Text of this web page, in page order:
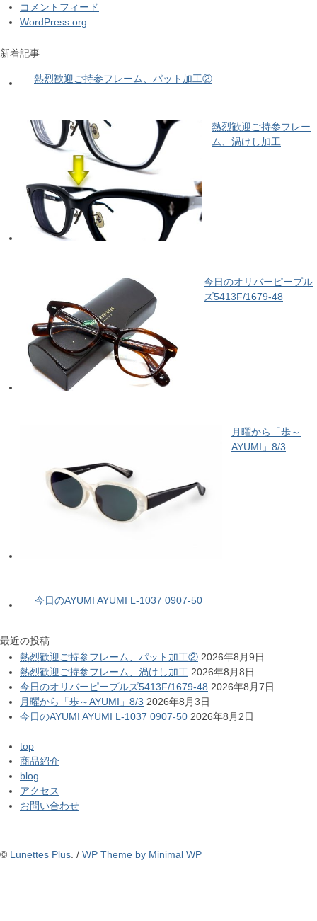
コメントフィード
WordPress.org
新着記事
熱烈歓迎ご持参フレーム、パット加工②
熱烈歓迎ご持参フレー
ム、渦けし加工
今日のオリバーピープル
ズ5413F/1679-48
月曜から「歩～
AYUMI」8/3
今日のAYUMI AYUMI L-1037 0907-50
最近の投稿
熱烈歓迎ご持参フレーム、パット加工② 2026年8月9日
熱烈歓迎ご持参フレーム、渦けし加工 2026年8月8日
今日のオリバーピープルズ5413F/1679-48 2026年8月7日
月曜から「歩～AYUMI」8/3 2026年8月3日
今日のAYUMI AYUMI L-1037 0907-50 2026年8月2日
top
商品紹介
blog
アクセス
お問い合わせ
© Lunettes Plus . / WP Theme by Minimal WP